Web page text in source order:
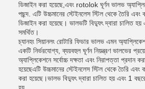
ডিজাইন করা হয়েছে,এবং rotolok ঘূর্ণন ভালভ
পছন্দ. এটি উচ্চমানের স্টেইনলেস স্টিল থেকে তৈরি
ডিজাইন করা হয়েছে। ভালভটি বিদ্যুৎ দ্বারা চালিত হয়
সমর্থিত।
চ্যানহং সিয়ানলং রোটারি ফিডার ভালভ এমন
একটি নির্ভরযোগ্য, ব্যয়বহুল ঘূর্ণন নিয়ন্ত্রণ ভালভের
অ্যাপ্লিকেশনে সর্বোচ্চ দক্ষতা এবং নিরাপত্তা প্রদান
হয়েছেএটি উচ্চমানের স্টেইনলেস স্টিল থেকে তৈরি
করা হয়েছে।ভালভ বিদ্যুৎ দ্বারা চালিত হয় এবং 1